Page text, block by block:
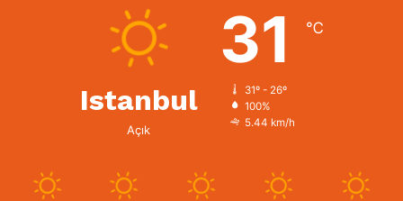
Istanbul
Açık
31 ℃
31º - 26º
100%
5.44 km/h